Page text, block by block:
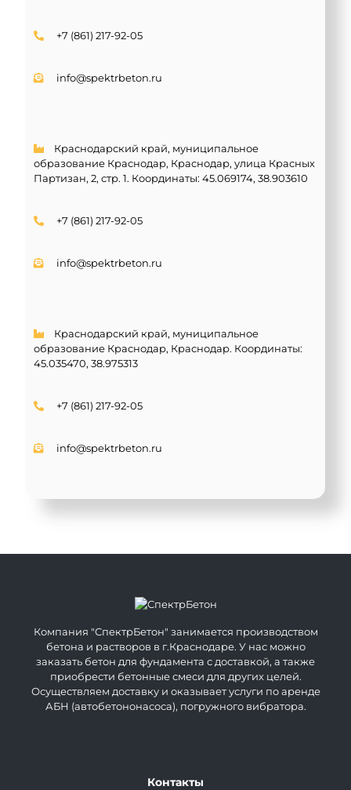
+7 (861) 217-92-05
info@spektrbeton.ru
Краснодарский край, муниципальное
образование Краснодар, Краснодар, улица Красных
Партизан, 2, стр. 1. Координаты: 45.069174, 38.903610
+7 (861) 217-92-05
info@spektrbeton.ru
Краснодарский край, муниципальное
образование Краснодар, Краснодар. Координаты:
45.035470, 38.975313
+7 (861) 217-92-05
info@spektrbeton.ru
Компания "СпектрБетон" занимается производством
бетона и растворов в г.Краснодаре. У нас можно
заказать бетон для фундамента с доставкой, а также
приобрести бетонные смеси для других целей.
Осуществляем доставку и оказывает услуги по аренде
АБН (автобетононасоса), погружного вибратора.
Контакты